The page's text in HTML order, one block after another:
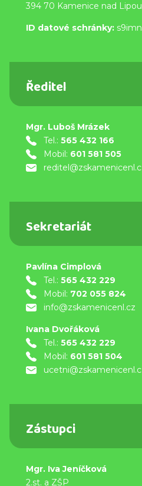
394 70 Kamenice nad Lipou
ID datové schránky:
Ředitel
Mgr. Luboš Mrázek
Tel.: 565 432 166
Mobil: 601 581 505
Sekretariát
Pavlína Cimplová
Tel.: 565 432 229
Mobil: 702 055 824
info@zskamenicenl.cz
Ivana Dvořáková
Tel.: 565 432 229
Mobil: 601 581 504
Zástupci
Mgr. Iva Jeníčková
2.st. a ZŠP